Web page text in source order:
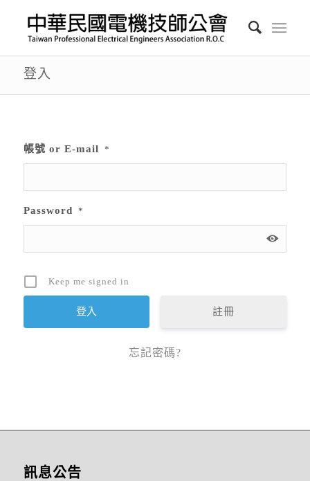
登入
帳號 or E-mail *
Password *
Keep me signed in
註冊
忘記密碼?
訊息公告